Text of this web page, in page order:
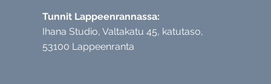
Tunnit Lappeenrannassa:
Ihana Studio, Valtakatu 45, katutaso,
53100 Lappeenranta